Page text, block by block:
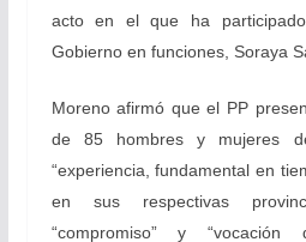
acto en el que ha
Gobierno en funciones, Soraya
Moreno afirmó que el PP
de 85 hombres y mujeres
“experiencia, fundamental en
en sus respectivas
“compromiso” y “vocación